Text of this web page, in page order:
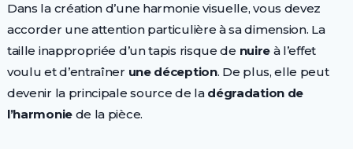
Dans la création d’une harmonie visuelle, vous devez
accorder une attention particulière à sa dimension. La
taille inappropriée d’un tapis risque de nuireà l’effet
voulu et d’entraîner une déception. De plus, elle peut
devenir la principale source de ladégradation de
l’harmoniede la pièce.